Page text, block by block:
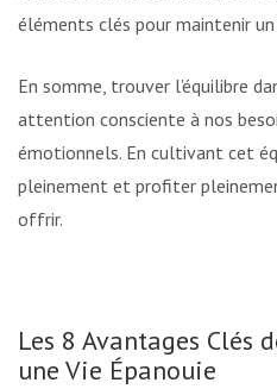
éléments clés pour maintenir
En somme, trouver l’équilibre
attention consciente à nos
émotionnels. En cultivant cet
pleinement et profiter
offrir.
Les 8 Avantages Clés
une Vie Épanouie